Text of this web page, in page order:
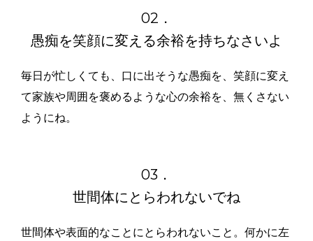
02．
愚痴を笑顔に変える余裕を持ちなさいよ
毎日が忙しくても、口に出そうな愚痴を、笑顔に変え
て家族や周囲を褒めるような心の余裕を、無くさない
ようにね。
03．
世間体にとらわれないでね
世間体や表面的なことにとらわれないこと。何かに左